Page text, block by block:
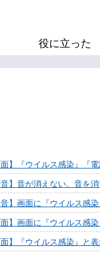
役に立った
】『ウイルス感染』『
】音が消えない。音を消
】画面に『ウイルス感
】画面に『ウイルス感
】『ウイルス感染』と